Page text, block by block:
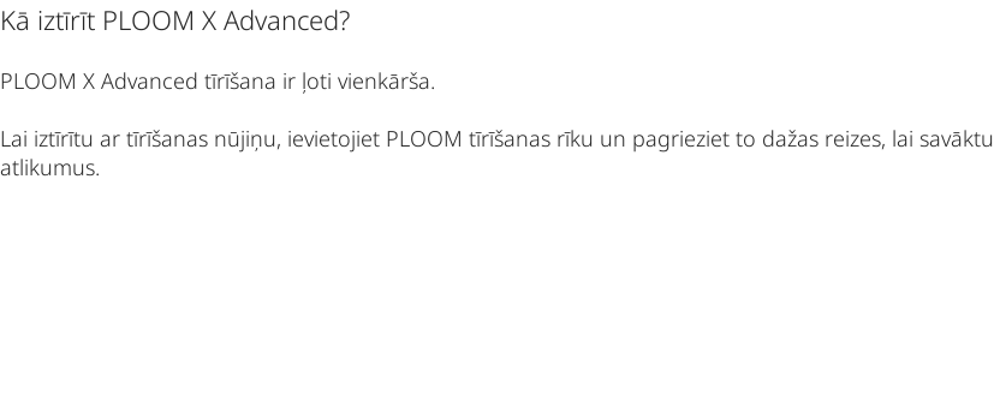
Kā iztīrīt PLOOM X Advanced?
PLOOM X Advanced tīrīšana ir ļoti vienkārša.
Lai iztīrītu ar tīrīšanas nūjiņu, ievietojiet PLOOM tīrīšanas rīku un pagrieziet to dažas reizes, lai savāktu
atlikumus.